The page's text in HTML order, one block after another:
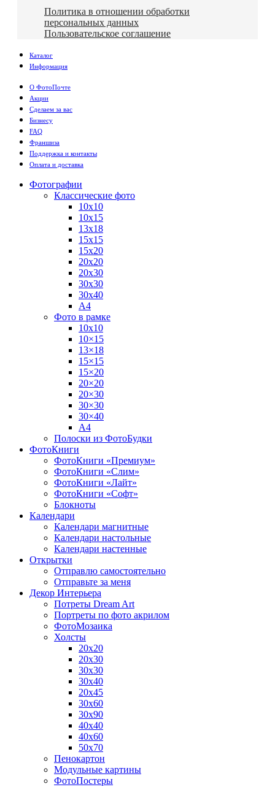
Политика в отношении обработки
персональных данных
Пользовательское соглашение
Каталог
Информация
О ФотоПочте
Акции
Сделаем за вас
Бизнесу
FAQ
Франшиза
Поддержка и контакты
Оплата и доставка
Фотографии
Классические фото
10х10
10х15
13х18
15х15
15х20
20х20
20х30
30х30
30х40
А4
Фото в рамке
10х10
10×15
13×18
15×15
15×20
20×20
20×30
30×30
30×40
A4
Полоски из ФотоБудки
ФотоКниги
ФотоКниги «Премиум»
ФотоКниги «Слим»
ФотоКниги «Лайт»
ФотоКниги «Софт»
Блокноты
Календари
Календари магнитные
Календари настольные
Календари настенные
Открытки
Отправлю самостоятельно
Отправьте за меня
Декор Интерьера
Потреты Dream Art
Портреты по фото акрилом
ФотоМозаика
Холсты
20х20
20х30
30х30
30х40
20х45
30х60
30х90
40х40
40х60
50х70
Пенокартон
Модульные картины
ФотоПостеры